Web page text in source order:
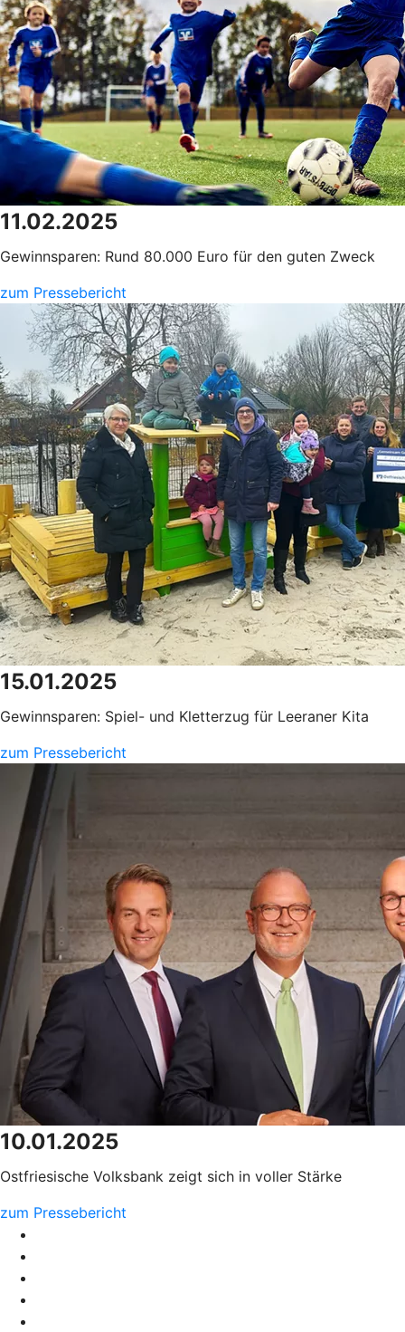
11.02.2025
Gewinnsparen: Rund 80.000 Euro für den guten Zweck
zum Pressebericht
15.01.2025
Gewinnsparen: Spiel- und Kletterzug für Leeraner Kita
zum Pressebericht
10.01.2025
Ostfriesische Volksbank zeigt sich in voller Stärke
zum Pressebericht